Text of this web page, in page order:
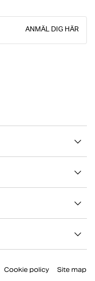
ANMÄL DIG HÄR
Cookie policy Site map